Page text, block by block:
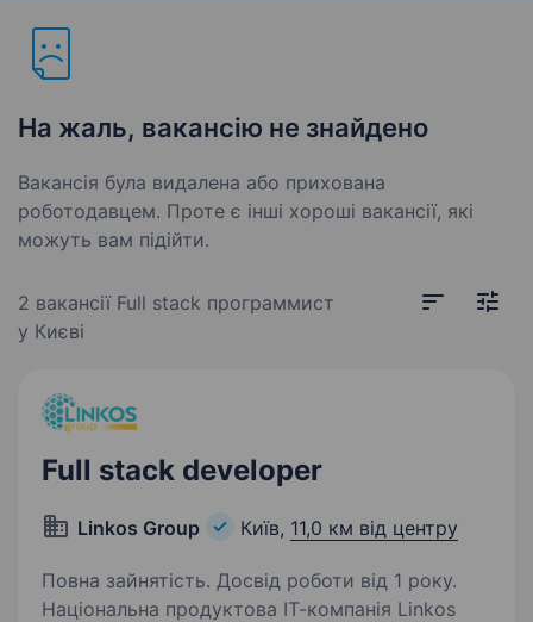
На жаль, вакансію не знайдено
Вакансія була видалена або прихована
роботодавцем. Проте є інші хороші вакансії, які
можуть вам підійти.
2 вакансії Full stack программист
у Києві
Full stack developer
Linkos Group Київ, 11,0 км від центру
Повна зайнятість. Досвід роботи від 1 року.
Національна продуктова ІТ-компанія Linkos